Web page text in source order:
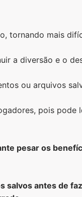
tornando mais
a diversão e o
ou arquivos
pois pode
pesar os
salvos antes de